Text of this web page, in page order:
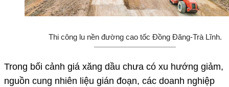
Thi công lu nền đường cao tốc Đồng Đăng-Trà Lĩnh.
Trong bối cảnh giá xăng dầu chưa có xu hướng giảm,
nguồn cung nhiên liệu gián đoạn, các doanh nghiệp